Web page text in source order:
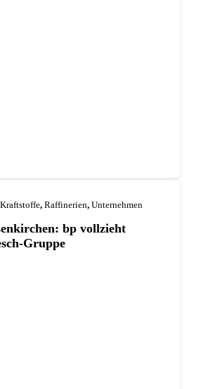
, Raffinerien, Unternehmen
bp vollzieht
Gruppe